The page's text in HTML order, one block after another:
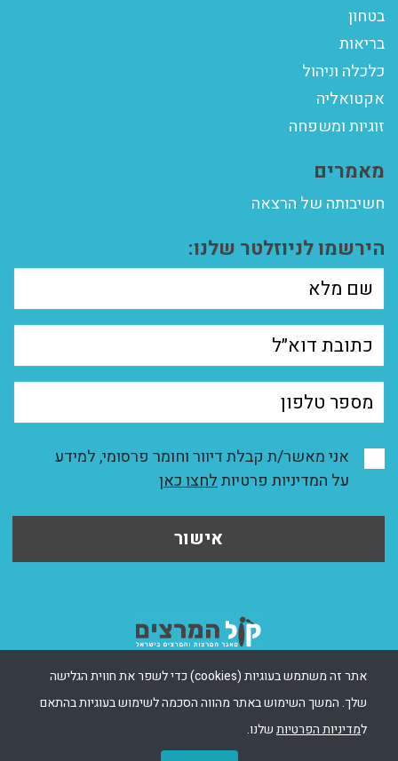
בטחון
בריאות
כלכלה וניהול
אקטואליה
זוגיות ומשפחה
מאמרים
חשיבותה של הרצאה
הירשמו לניוזלטר שלנו:
אני מאשר/ת קבלת דיוור וחומר פרסומי, למידע
על המדיניות פרטיותלחצו כאן
אישור
אתר זה משתמש בעוגיות (cookies) כדי לשפר את חווית הגלישה
שלך. המשך השימוש באתר מהווה הסכמה לשימוש בעוגיות בהתאם
למדיניות הפרטיותשלנו.